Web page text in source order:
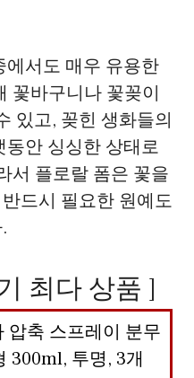
에서도 매우 유용한
꽃바구니나 꽃꽂이
있고, 꽂힌 생화들의
안 싱싱한 상태로
서 플로랄 폼은 꽃을
드시 필요한 원예도
최다 상품 ]
압축 스프레이 분무
300ml, 투명, 3개